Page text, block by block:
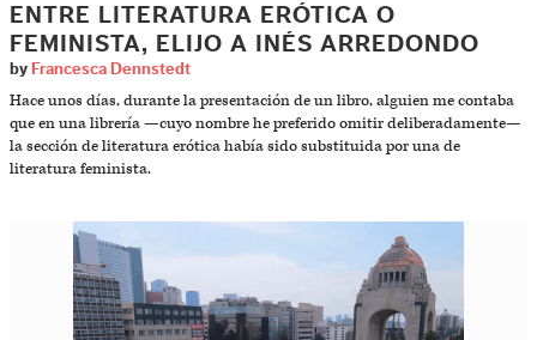
ENTRE LITERATURA ERÓTICA O
FEMINISTA, ELIJO A INÉS ARREDONDO
by Francesca Dennstedt
Hace unos días, durante la presentación de un libro, alguien me contaba
que en una librería —cuyo nombre he preferido omitir deliberadamente—
la sección de literatura erótica había sido substituida por una de
literatura feminista.